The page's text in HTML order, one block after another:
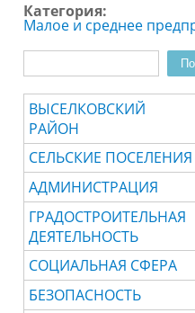
Категория:
Малое и среднее
Поиск
ВЫСЕЛКОВСКИЙ
РАЙОН
СЕЛЬСКИЕ ПОСЕЛЕНИЯ
АДМИНИСТРАЦИЯ
ГРАДОСТРОИТЕЛЬНАЯ
ДЕЯТЕЛЬНОСТЬ
СОЦИАЛЬНАЯ СФЕРА
БЕЗОПАСНОСТЬ